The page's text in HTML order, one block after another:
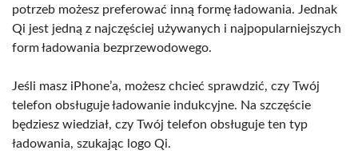
potrzeb możesz preferować inną formę ładowania. Jednak
Qi jest jedną z najczęściej używanych i najpopularniejszych
form ładowania bezprzewodowego.
Jeśli masz iPhone’a, możesz chcieć sprawdzić, czy Twój
telefon obsługuje ładowanie indukcyjne. Na szczęście
będziesz wiedział, czy Twój telefon obsługuje ten typ
ładowania, szukając logo Qi.